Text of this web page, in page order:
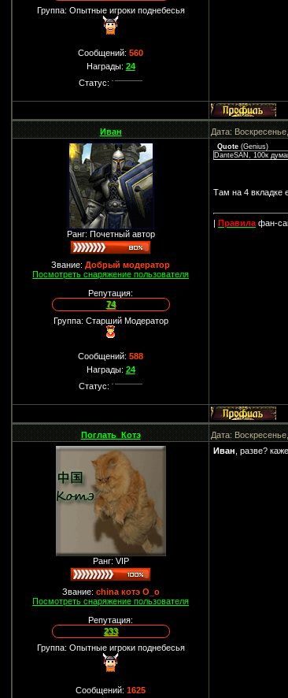
Группа: Опытные игроки поднебесья
Сообщений:560
Награды: 24
Статус:
Иван Дата:
Ранг: Почетный автор
Звание:Добрый модератор
Посмотреть снаряжение пользователя
Репутация:
74
Группа: Старший Модератор
Сообщений:588
Награды: 24
Статус:
Quote (Genius)
DanteSAN, 100к
Там на 4 вкладке
Правила фан-
Поглать_Котэ Дата:
Ранг: VIP
Звание: china котэ О_о
Посмотреть снаряжение пользователя
Репутация:
233
Группа: Опытные игроки поднебесья
Сообщений:1625
Иван , разве?